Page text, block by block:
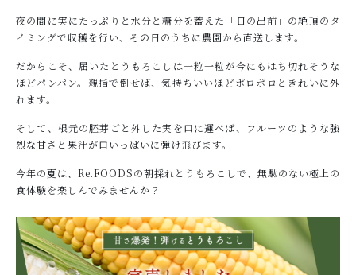
夜の間に実にたっぷりと水分と糖分を蓄えた「日の出前」の絶頂のタ
イミングで収穫を行い、その日のうちに農園から直送します。
だからこそ、届いたとうもろこしは一粒一粒が今にもはち切れそうな
ほどパンパン。親指で倒せば、気持ちいいほどポロポロときれいに外
れます。
そして、根元の胚芽ごと外した実を口に運べば、フルーツのような強
烈な甘さと果汁が口いっぱいに弾け飛びます。
今年の夏は、Re.FOODSの朝採れとうもろこしで、無駄のない極上の
食体験を楽しんでみませんか？